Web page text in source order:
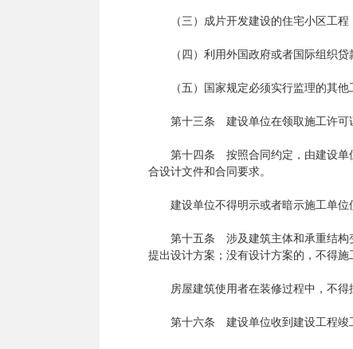
（三）成片开发建设的住宅小区工程
（四）利用外国政府或者国际组织贷
（五）国家规定必须实行监理的其他
第十三条 建设单位在领取施工许可证
第十四条 按照合同约定，由建设单位
合设计文件和合同要求。
建设单位不得明示或者暗示施工单位
第十五条 涉及建筑主体和承重结构变
提出设计方案；没有设计方案的，不得施
房屋建筑使用者在装修过程中，不得
第十六条 建设单位收到建设工程竣工